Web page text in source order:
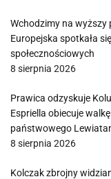
Wchodzimy na wyższy
Europejska spotkała
społecznościowych
8 sierpnia 2026
Prawica odzyskuje
Espriella obiecuje
państwowego
8 sierpnia 2026
Kolczak zbrojny